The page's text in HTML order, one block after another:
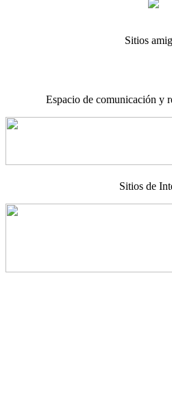
Sitios
Espacio de comunicación y
Sitios de